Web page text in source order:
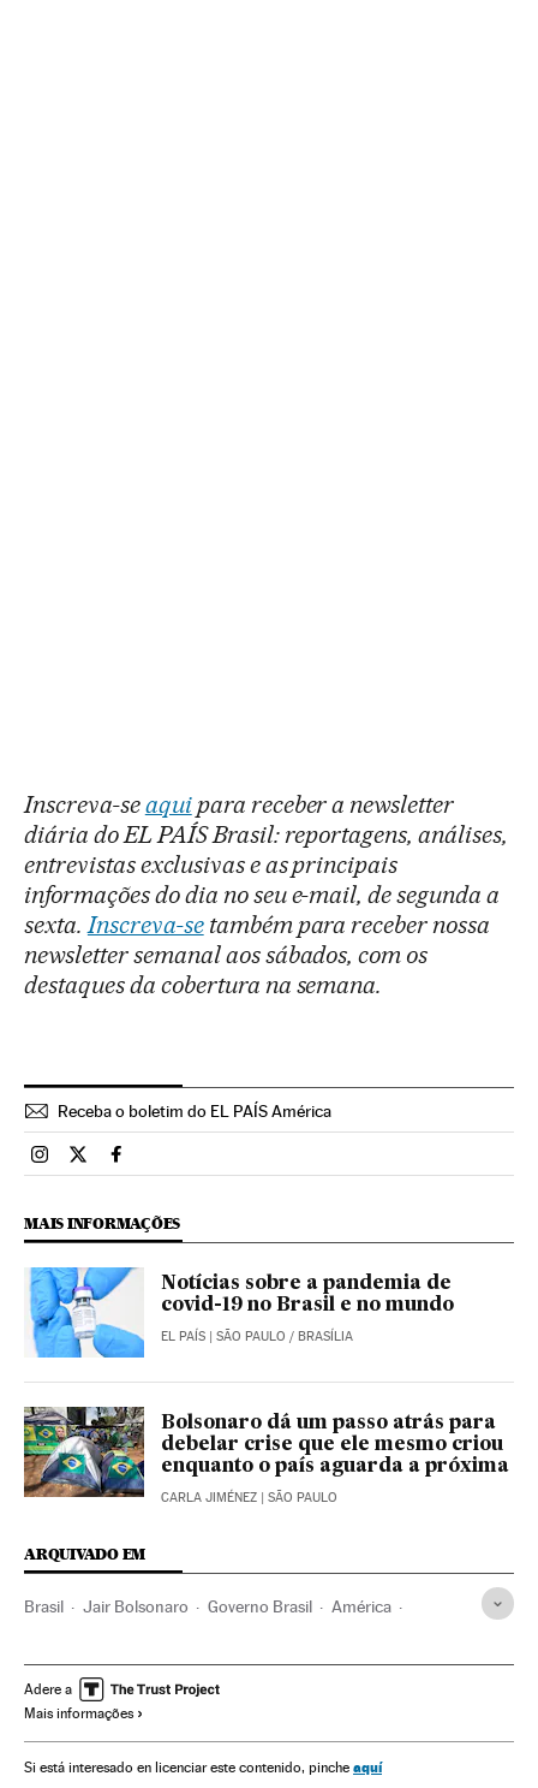
Inscreva-seaquipara receber a newsletter
diária do EL PAÍS Brasil: reportagens, análises,
entrevistas exclusivas e as principais
informações do dia no seu e-mail, de segunda a
sexta.Inscreva-setambém para receber nossa
newsletter semanal aos sábados, com os
destaques da cobertura na semana.
Receba o boletim do EL PAÍS América
Brasil El País Brasil en Instagram
Brasil El País Brasil en Twitter
Brasil El País Brasil en Facebook
MAIS INFORMAÇÕES
Notícias sobre a pandemia de
covid-19 no Brasil e no mundo
EL PAÍS | SÃO PAULO / BRASÍLIA
Bolsonaro dá um passo atrás para
debelar crise que ele mesmo criou
enquanto o país aguarda a próxima
CARLA JIMÉNEZ | SÃO PAULO
ARQUIVADO EM
Brasil Jair Bolsonaro Governo Brasil América
AMLO - Andrés Manuel López Obrador
Cidade México
Adere a
Mais informações
Si está interesado en licenciar este contenido, pinche aquí